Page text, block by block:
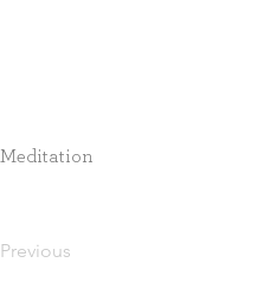
Meditation
Previous